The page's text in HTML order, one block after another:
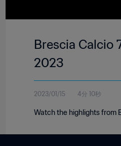
Brescia Calcio
2023
2023/01/15 4分 10秒
Watch the highlights from